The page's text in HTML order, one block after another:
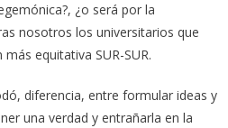
¿o será por la
nosotros los universitarios que
equitativa SUR-SUR.
diferencia, entre formular ideas y
una verdad y entrañarla en la